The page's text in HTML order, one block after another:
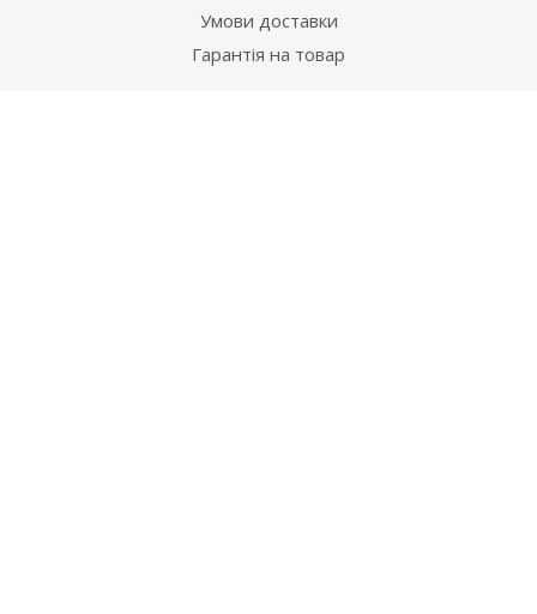
Умови доставки
Гарантія на товар